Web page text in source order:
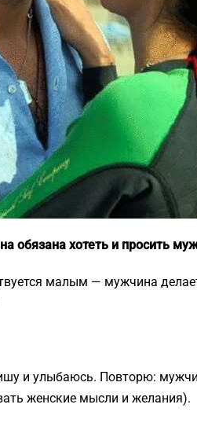
обязана хотеть и просить
малым — мужчина
и улыбаюсь. Повторю:
женские мысли и желания).